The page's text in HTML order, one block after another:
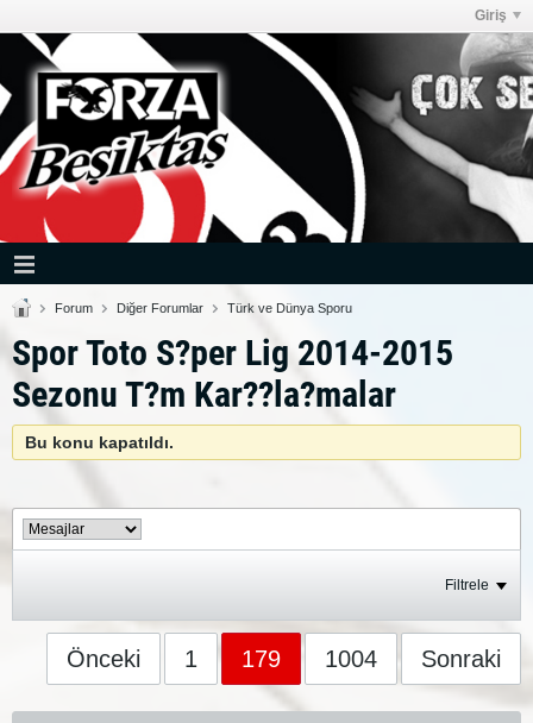
Giriş
Forum Diğer Forumlar Türk ve Dünya Sporu
Spor Toto S?per Lig 2014-2015
Sezonu T?m Kar??la?malar
Bu konu kapatıldı.
Filtrele
Önceki 1 179 1004 Sonraki